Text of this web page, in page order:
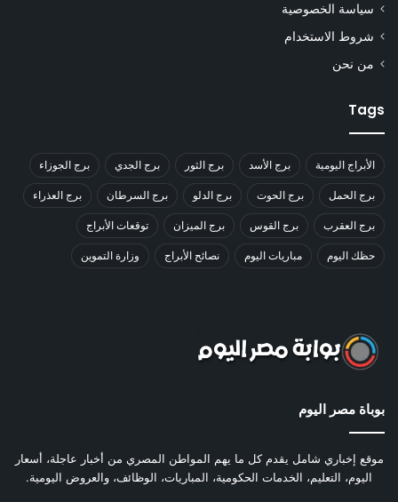
سياسة الخصوصية
شروط الاستخدام
من نحن
Tags
الأبراج اليومية برج الأسد برج الثور برج الجدي برج الجوزاء
برج الحمل برج الحوت برج الدلو برج السرطان برج العذراء
برج العقرب برج القوس برج الميزان توقعات الأبراج
حظك اليوم مباريات اليوم نصائح الأبراج وزارة التموين
بوباة مصر اليوم
موقع إخباري شامل يقدم كل ما يهم المواطن المصري من أخبار عاجلة، أسعار
اليوم، التعليم، الخدمات الحكومية، المباريات، الوظائف، والعروض اليومية.